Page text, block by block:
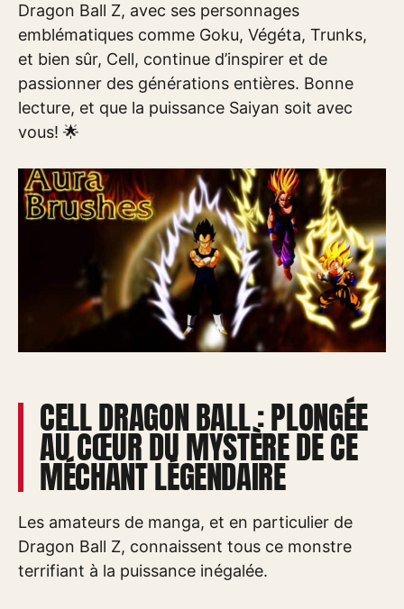
Dragon Ball Z, avec ses personnages
emblématiques comme Goku, Végéta, Trunks,
et bien sûr, Cell, continue d’inspirer et de
passionner des générations entières. Bonne
lecture, et que la puissance Saiyan soit avec
vous! 🌟
CELL DRAGON BALL : PLONGÉE
AU CŒUR DU MYSTÈRE DE CE
MÉCHANT LÉGENDAIRE
Les amateurs de manga, et en particulier de
Dragon Ball Z, connaissent tous ce monstre
terrifiant à la puissance inégalée.